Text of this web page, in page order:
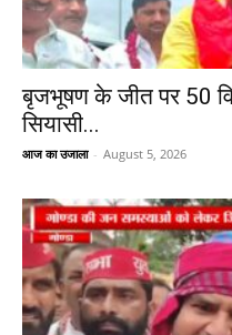
बृजभूषण के जीत पर 50
सियासी...
आज का उजाला - August 5, 2026